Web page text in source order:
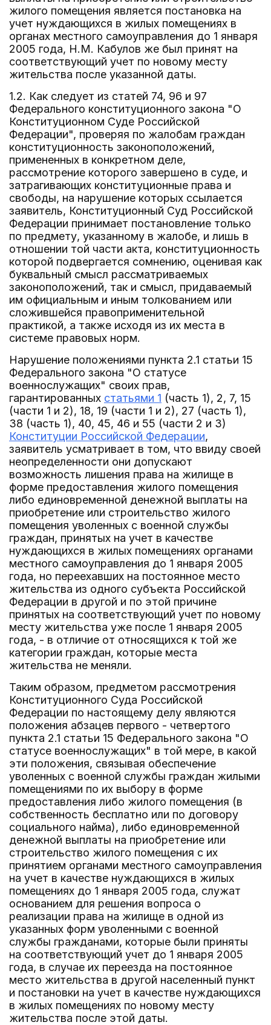
жилого помещения является постановка на
учет нуждающихся в жилых помещениях в
органах местного самоуправления до 1 января
2005 года, Н.М. Кабулов же был принят на
соответствующий учет по новому месту
жительства после указанной даты.
1.2. Как следует из статей 74, 96 и 97
Федерального конституционного закона "О
Конституционном Суде Российской
Федерации", проверяя по жалобам граждан
конституционность законоположений,
примененных в конкретном деле,
рассмотрение которого завершено в суде, и
затрагивающих конституционные права и
свободы, на нарушение которых ссылается
заявитель, Конституционный Суд Российской
Федерации принимает постановление только
по предмету, указанному в жалобе, и лишь в
отношении той части акта, конституционность
которой подвергается сомнению, оценивая как
буквальный смысл рассматриваемых
законоположений, так и смысл, придаваемый
им официальным и иным толкованием или
сложившейся правоприменительной
практикой, а также исходя из их места в
системе правовых норм.
Нарушение положениями пункта 2.1 статьи 15
Федерального закона "О статусе
военнослужащих" своих прав,
гарантированных статьями 1 (часть 1), 2, 7, 15
(части 1 и 2), 18, 19 (части 1 и 2), 27 (часть 1),
38 (часть 1), 40, 45, 46 и 55 (части 2 и 3)
Конституции Российской Федерации,
заявитель усматривает в том, что ввиду своей
неопределенности они допускают
возможность лишения права на жилище в
форме предоставления жилого помещения
либо единовременной денежной выплаты на
приобретение или строительство жилого
помещения уволенных с военной службы
граждан, принятых на учет в качестве
нуждающихся в жилых помещениях органами
местного самоуправления до 1 января 2005
года, но переехавших на постоянное место
жительства из одного субъекта Российской
Федерации в другой и по этой причине
принятых на соответствующий учет по новому
месту жительства уже после 1 января 2005
года, - в отличие от относящихся к той же
категории граждан, которые места
жительства не меняли.
Таким образом, предметом рассмотрения
Конституционного Суда Российской
Федерации по настоящему делу являются
положения абзацев первого - четвертого
пункта 2.1 статьи 15 Федерального закона "О
статусе военнослужащих" в той мере, в какой
эти положения, связывая обеспечение
уволенных с военной службы граждан жилыми
помещениями по их выбору в форме
предоставления либо жилого помещения (в
собственность бесплатно или по договору
социального найма), либо единовременной
денежной выплаты на приобретение или
строительство жилого помещения с их
принятием органами местного самоуправления
на учет в качестве нуждающихся в жилых
помещениях до 1 января 2005 года, служат
основанием для решения вопроса о
реализации права на жилище в одной из
указанных форм уволенными с военной
службы гражданами, которые были приняты
на соответствующий учет до 1 января 2005
года, в случае их переезда на постоянное
место жительства в другой населенный пункт
и постановки на учет в качестве нуждающихся
в жилых помещениях по новому месту
жительства после этой даты.